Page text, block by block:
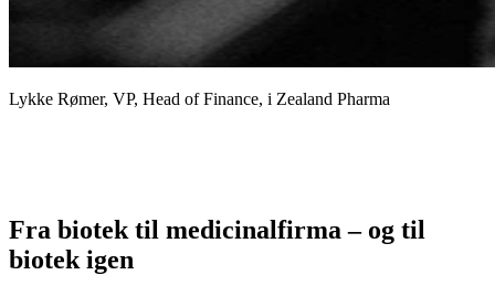
Lykke Rømer, VP, Head of Finance, i Zealand Pharma
Fra biotek til medicinalfirma – og til
biotek igen